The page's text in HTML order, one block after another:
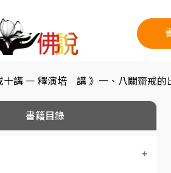
十講 — 釋演培 講 》 一、八關齋戒的
書籍目錄